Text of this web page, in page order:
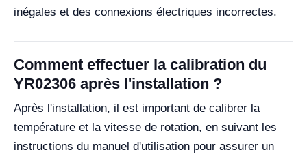
inégales et des connexions électriques incorrectes.
Comment effectuer la calibration du
YR02306 après l'installation ?
Après l'installation, il est important de calibrer la
température et la vitesse de rotation, en suivant les
instructions du manuel d'utilisation pour assurer un